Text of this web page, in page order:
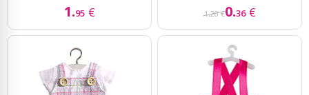
1.95 € 1,20 €0.36 €